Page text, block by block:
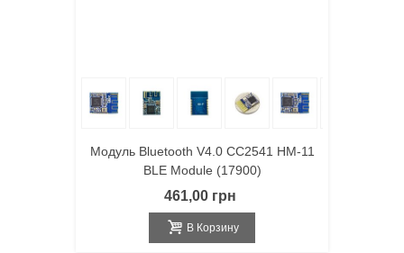
Модуль Bluetooth V4.0 CC2541 HM-11
BLE Module (17900)
461,00 грн
В Корзину